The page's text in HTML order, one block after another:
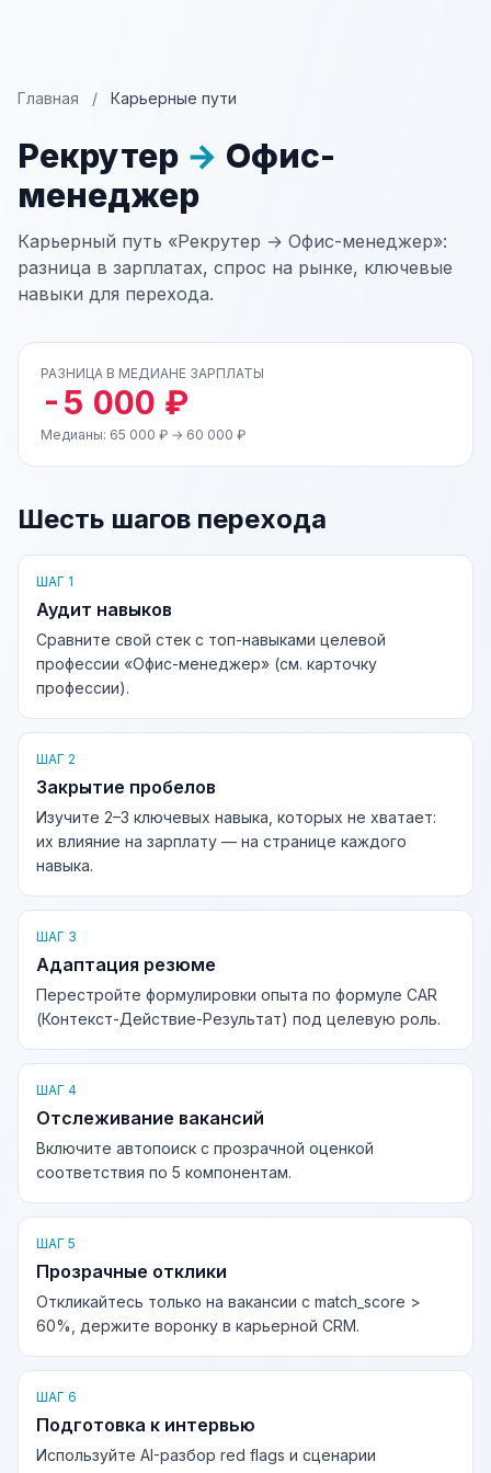
Главная / Карьерные пути
Рекрутер → Офис-
менеджер
Карьерный путь «Рекрутер → Офис-менеджер»:
разница в зарплатах, спрос на рынке, ключевые
навыки для перехода.
РАЗНИЦА В МЕДИАНЕ ЗАРПЛАТЫ
-5 000 ₽
Медианы: 65 000 ₽ → 60 000 ₽
Шесть шагов перехода
ШАГ 1
Аудит навыков
Сравните свой стек с топ-навыками целевой
профессии «Офис-менеджер» (см. карточку
профессии).
ШАГ 2
Закрытие пробелов
Изучите 2–3 ключевых навыка, которых не хватает:
их влияние на зарплату — на странице каждого
навыка.
ШАГ 3
Адаптация резюме
Перестройте формулировки опыта по формуле CAR
(Контекст-Действие-Результат) под целевую роль.
ШАГ 4
Отслеживание вакансий
Включите автопоиск с прозрачной оценкой
соответствия по 5 компонентам.
ШАГ 5
Прозрачные отклики
Откликайтесь только на вакансии с match_score >
60%, держите воронку в карьерной CRM.
ШАГ 6
Подготовка к интервью
Используйте AI-разбор red flags и сценарии